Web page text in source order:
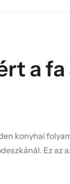
a
konyhai
Ez az